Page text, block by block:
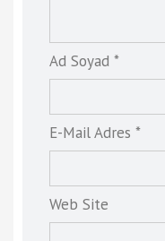
Ad Soyad *
E-Mail Adres *
Web Site